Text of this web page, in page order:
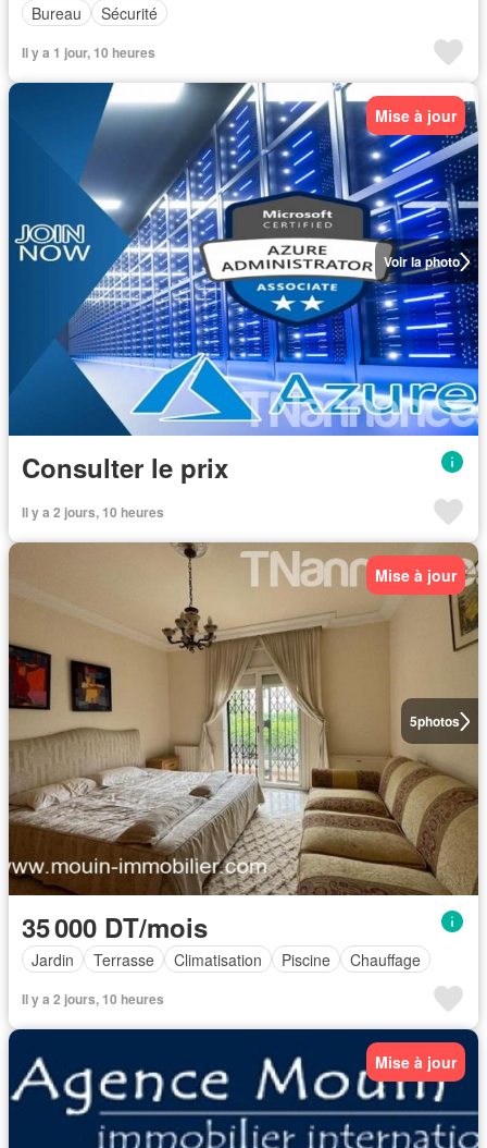
Bureau Sécurité
Il y a 1 jour, 10 heures
Voir la photo
Mise à jour
Consulter le prix
Il y a 2 jours, 10 heures
5photos
Mise à jour
35 000 DT/mois
Jardin Terrasse Climatisation Piscine Chauffage
Il y a 2 jours, 10 heures
Mise à jour